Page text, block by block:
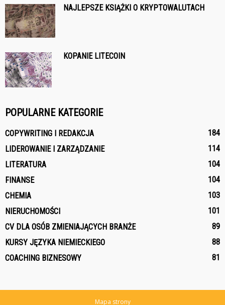
NAJLEPSZE KSIĄŻKI O KRYPTOWALUTACH
KOPANIE LITECOIN
POPULARNE KATEGORIE
COPYWRITING I REDAKCJA
184
LIDEROWANIE I ZARZĄDZANIE
114
LITERATURA
104
FINANSE
104
CHEMIA
103
NIERUCHOMOŚCI
101
CV DLA OSÓB ZMIENIAJĄCYCH BRANŻE
89
KURSY JĘZYKA NIEMIECKIEGO
88
COACHING BIZNESOWY
81
Mapa strony